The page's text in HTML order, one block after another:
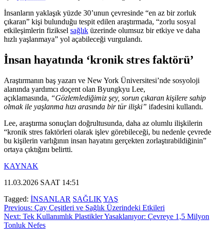
İnsanların yaklaşık yüzde 30’unun çevresinde “en az bir zorluk
çıkaran” kişi bulunduğu tespit edilen araştırmada, “zorlu sosyal
etkileşimlerin fiziksel sağlık üzerinde olumsuz bir etkiye ve daha
hızlı yaşlanmaya” yol açabileceği vurgulandı.
İnsan hayatında ‘kronik stres faktörü’
Araştırmanın baş yazarı ve New York Üniversitesi’nde sosyoloji
alanında yardımcı doçent olan Byungkyu Lee,
açıklamasında, “Gözlemlediğimiz şey, sorun çıkaran kişilere sahip
olmak ile yaşlanma hızı arasında bir tür ilişki” ifadesini kullandı.
Lee, araştırma sonuçları doğrultusunda, daha az olumlu ilişkilerin
“kronik stres faktörleri olarak işlev görebileceği, bu nedenle çevrede
bu kişilerin varlığının insan hayatını gerçekten zorlaştırabildiğinin”
ortaya çıktığını belirtti.
KAYNAK
11.03.2026 SAAT 14:51
Tagged: İNSANLAR SAĞLIK YAŞ
Yazı
gezinmesi
Previous: Çay Çeşitleri ve Sağlık Üzerindeki Etkileri
Next: Tek Kullanımlık Plastikler Yasaklanıyor: Çevreye 1,5 Milyon
Tonluk Nefes